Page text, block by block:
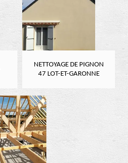
NETTOYAGE DE PIGNON
47 LOT-ET-GARONNE